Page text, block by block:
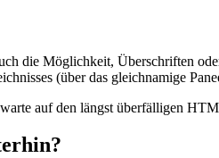
die Möglichkeit, Überschriften
(über das gleichnamige
auf den längst überfälligen